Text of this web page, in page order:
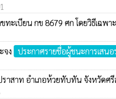
ะเบียน กข 8679 ศก โดยวิธีเฉพาะ
จง ประกาศรายชื่อผู้ชนะการเสนอ
าท อำเภอห้วยทับทัน จังหวัดศรีส